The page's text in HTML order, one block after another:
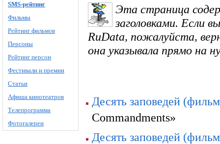
SMS-рейтинг
Фильмы
Рейтинг фильмов
Персоны
Рейтинг персон
Фестивали и премии
Статьи
Афиша кинотеатров
Телепрограмма
Фотогалереи
Эта страница
заголовками. Если
RuData, пожалуйста,
она указывала прямо на
Десять заповедей
Commandments»
Десять заповедей